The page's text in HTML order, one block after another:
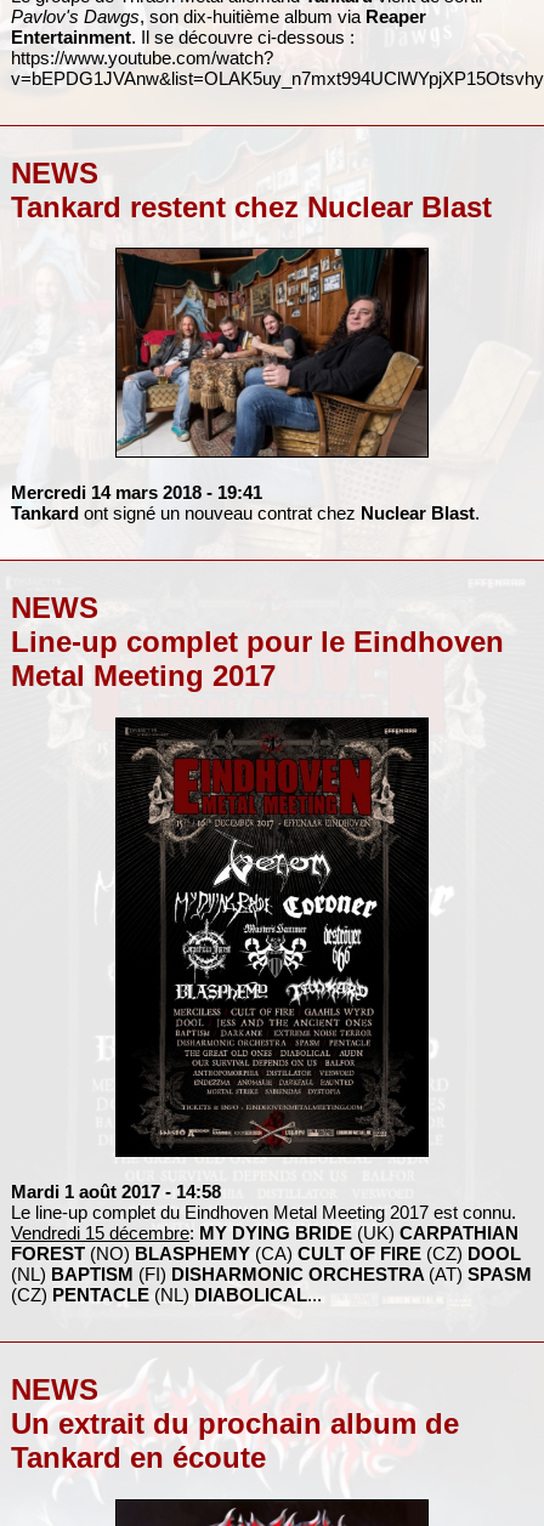
Pavlov's Dawgs, son dix-huitième album via Reaper
Entertainment. Il se découvre ci-dessous :
https://www.youtube.com/watch?
NEWS
Tankard restent chez Nuclear Blast
Mercredi 14 mars 2018 - 19:41
Tankardont signé un nouveau contrat chez Nuclear Blast.
NEWS
Line-up complet pour le Eindhoven
Metal Meeting 2017
Mardi 1 août 2017 - 14:58
Le line-up complet du Eindhoven Metal Meeting 2017 est connu.
Vendredi 15 décembre: MY DYING BRIDE(UK) CARPATHIAN
FOREST(NO) BLASPHEMY(CA) CULT OF FIRE(CZ) DOOL
(NL) BAPTISM (FI) DISHARMONIC ORCHESTRA (AT) SPASM
(CZ) PENTACLE(NL) DIABOLICAL...
NEWS
Un extrait du prochain album de
Tankard en écoute